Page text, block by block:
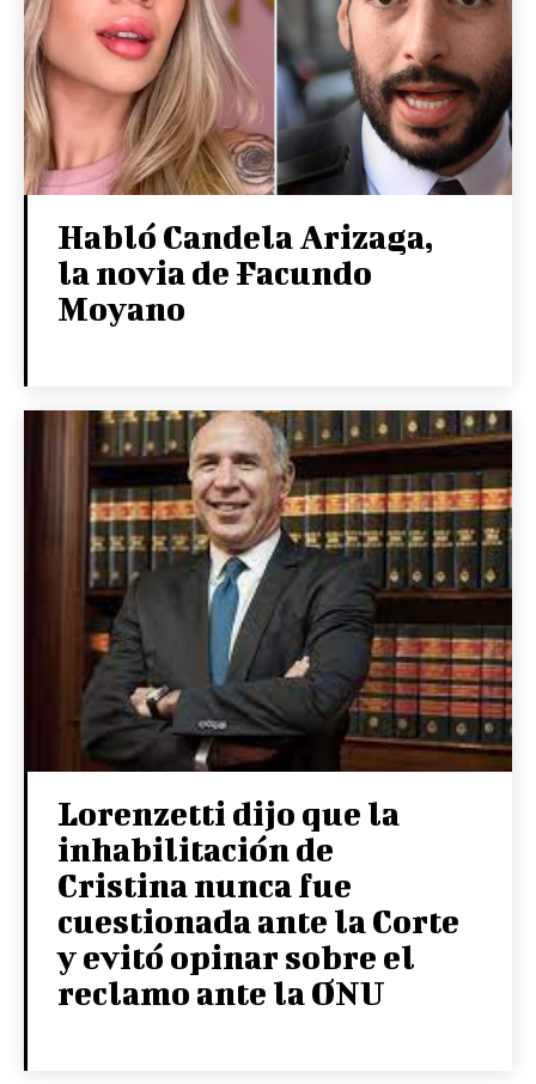
Habló Candela Arizaga,
la novia de Facundo
Moyano
Lorenzetti dijo que la
inhabilitación de
Cristina nunca fue
cuestionada ante la Corte
y evitó opinar sobre el
reclamo ante la ONU